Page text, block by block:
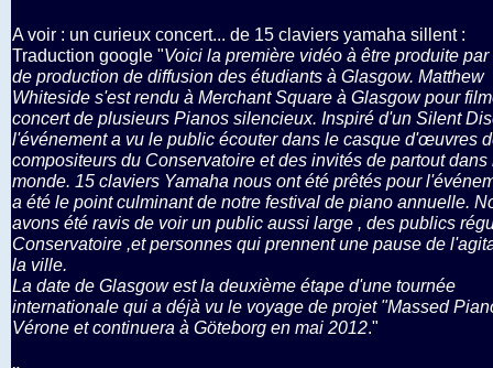
A voir : un curieux concert... de 15 claviers yamaha sillent :
Traduction google "Voici la première vidéo à être produite
de production de diffusion des étudiants à Glasgow. Matthew
Whiteside s'est rendu à Merchant Square à Glasgow pour
concert de plusieurs Pianos silencieux. Inspiré d'un Silent
l'événement a vu le public écouter dans le casque d'œuvres
compositeurs du Conservatoire et des invités de partout dans
monde. 15 claviers Yamaha nous ont été prêtés pour
a été le point culminant de notre festival de piano annuelle.
avons été ravis de voir un public aussi large , des publics
Conservatoire ,et personnes qui prennent une pause de
la ville.
La date de Glasgow est la deuxième étape d'une tournée
internationale qui a déjà vu le voyage de projet "Massed
Vérone et continuera à Göteborg en mai 2012."